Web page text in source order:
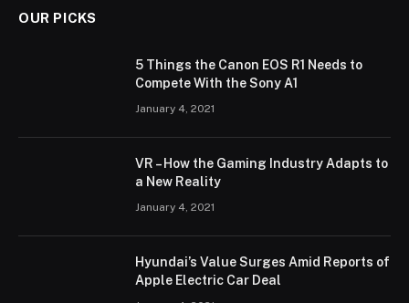
OUR PICKS
5 Things the Canon EOS R1 Needs to
Compete With the Sony A1
January 4, 2021
VR – How the Gaming Industry Adapts to
a New Reality
January 4, 2021
Hyundai’s Value Surges Amid Reports of
Apple Electric Car Deal